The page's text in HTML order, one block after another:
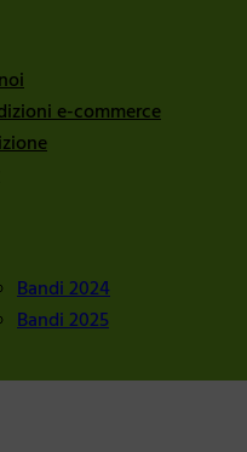
e-commerce
Bandi 2024
Bandi 2025